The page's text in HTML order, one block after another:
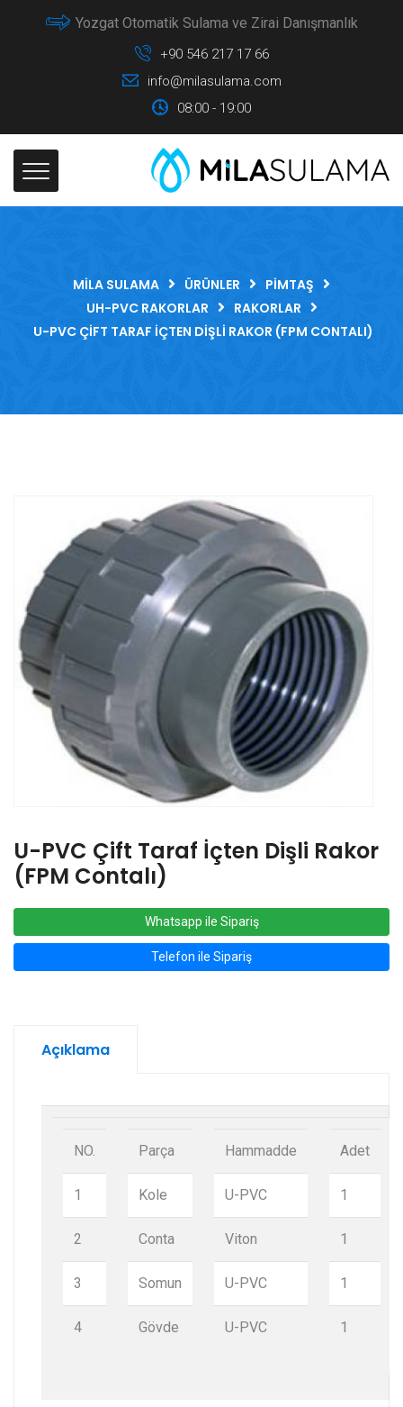
Yozgat Otomatik Sulama ve Zirai Danışmanlık
+90 546 217 17 66
info@milasulama.com
08:00 - 19:00
MILA SULAMA ÜRÜNLER
PIMTAŞ
UH-PVC RAKORLAR
RAKORLAR
U-PVC ÇIFT TARAF İÇTEN DIŞLI RAKOR (FPM CONTALI)
U-PVC Çift Taraf İçten Dişli Rakor
(FPM Contalı)
Whatsapp ile Sipariş
Telefon ile Sipariş
Açıklama
NO.
1
2
3
4
Parça
Kole
Conta
Somun
Gövde
Hammadde
U-PVC
Viton
U-PVC
U-PVC
Adet
1
1
1
1